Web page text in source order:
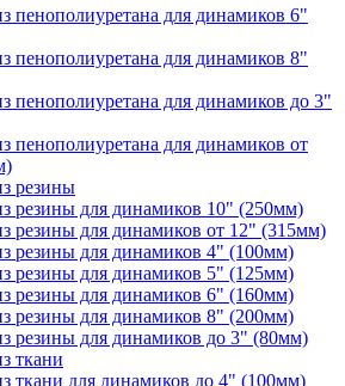
пенополиуретана для динамиков 6"
пенополиуретана для динамиков 8"
пенополиуретана для динамиков до 3"
пенополиуретана для динамиков от
резины
резины для динамиков 10" (250мм)
резины для динамиков от 12" (315мм)
резины для динамиков 4" (100мм)
резины для динамиков 5" (125мм)
резины для динамиков 6" (160мм)
резины для динамиков 8" (200мм)
резины для динамиков до 3" (80мм)
ткани
ткани для динамиков до 4" (100мм)